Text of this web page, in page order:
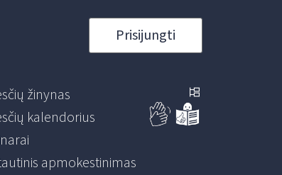
Prisijungti
žinynas
kalendorius
apmokestinimas